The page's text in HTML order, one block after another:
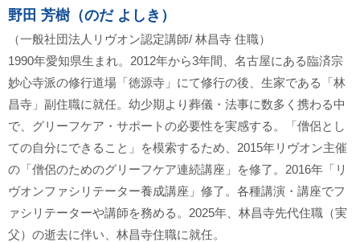
野田 芳樹（のだ よしき）
（一般社団法人リヴオン認定講師/ 林昌寺 住職）
1990年愛知県生まれ。2012年から3年間、名古屋にある臨済宗
妙心寺派の修行道場「徳源寺」にて修行の後、生家である「林
昌寺」副住職に就任。幼少期より葬儀・法事に数多く携わる中
で、グリーフケア・サポートの必要性を実感する。「僧侶とし
ての自分にできること」を模索するため、2015年リヴオン主催
の「僧侶のためのグリーフケア連続講座」を修了。2016年「リ
ヴオンファシリテーター養成講座」修了。各種講演・講座でフ
ァシリテーターや講師を務める。2025年、林昌寺先代住職（実
父）の逝去に伴い、林昌寺住職に就任。